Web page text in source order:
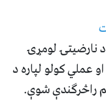
د نارضیتۍ لومړۍ
عملي کولو لپاره د
راڅرګندې شوې.